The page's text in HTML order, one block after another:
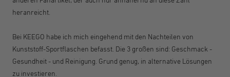
heranreicht.
Bei KEEGO habe ich mich eingehend mit den Nachteilen von
Kunststoff-Sportflaschen befasst. Die 3 großen sind: Geschmack -
Gesundheit - und Reinigung. Grund genug, in alternative Lösungen
zu investieren.